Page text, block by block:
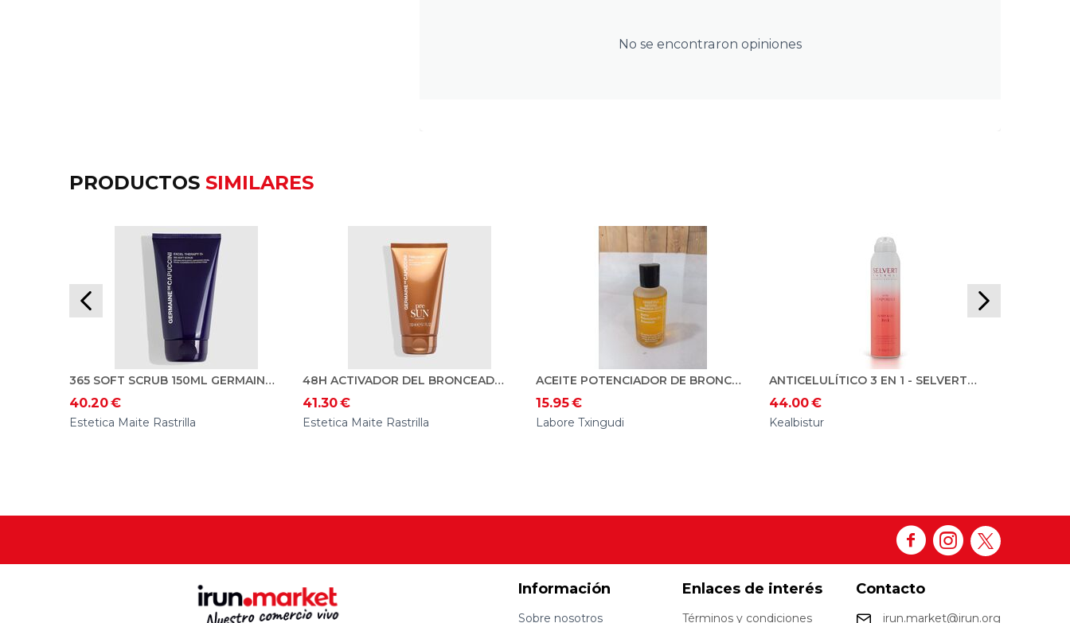
No se encontraron opiniones
PRODUCTOS SIMILARES
365 SOFT SCRUB 150ML GERMAINE DE CAPUCCINI
40.20€
Estetica Maite Rastrilla
48H ACTIVADOR DEL BRONCEADO 150ML GERMAINE DE CAPUCCINI
41.30€
Estetica Maite Rastrilla
ACEITE POTENCIADOR DE BRONCEADO CUERPO
15.95€
Labore Txingudi
ANTICELULÍTICO 3 EN 1 - SELVERT THERMAL
44.00€
Kealbistur
Información
Sobre nosotros
Enlaces de interés
Términos y condiciones
Contacto
irun.market@irun.org